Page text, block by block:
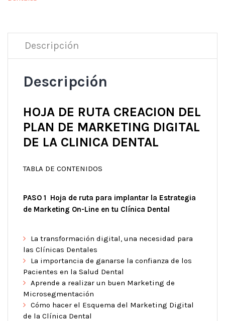
Descripción
Descripción
HOJA DE RUTA CREACION DEL
PLAN DE MARKETING DIGITAL
DE LA CLINICA DENTAL
TABLA DE CONTENIDOS
PASO 1 Hoja de ruta para implantar la Estrategia
de Marketing On-Line en tu Clínica Dental
La transformación digital, una necesidad para
las Clínicas Dentales
La importancia de ganarse la confianza de los
Pacientes en la Salud Dental
Aprende a realizar un buen Marketing de
Microsegmentación
Cómo hacer el Esquema del Marketing Digital
de la Clínica Dental